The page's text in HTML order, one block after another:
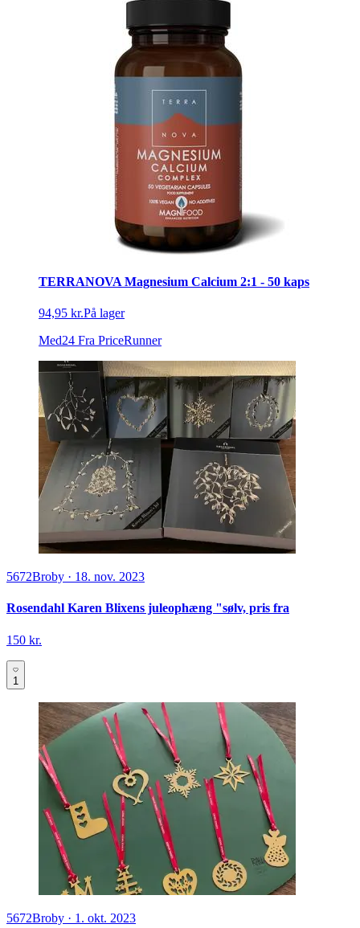
TERRANOVA Magnesium Calcium 2:1 - 50 kaps
94,95 kr.På lager
Med24 Fra PriceRunner
5672Broby · 18. nov. 2023
Rosendahl Karen Blixens juleophæng "sølv, pris fra
150 kr.
1
5672Broby · 1. okt. 2023